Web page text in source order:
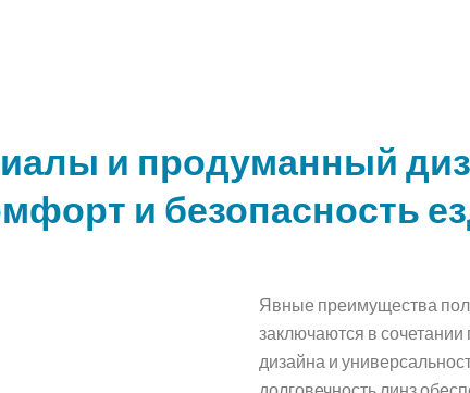
и продуманный
и безопасность
Явные преимущества
заключаются в
дизайна и
долговечность линз